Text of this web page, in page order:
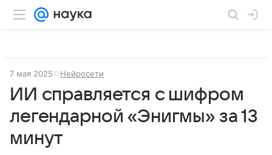
7 мая 2025 Нейросети
ИИ справляется с шифром
легендарной «Энигмы» за 13
минут